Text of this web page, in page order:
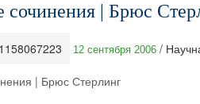
сочинения | Брюс
12 сентября 2006 /
| Брюс Стерлинг